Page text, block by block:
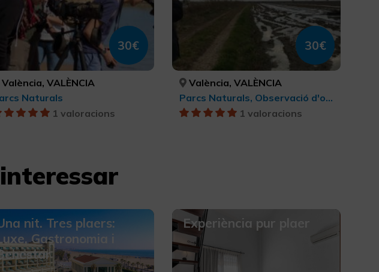
30€
València, VALÈNCIA
Naturals
1 valoracions
30€
València, VALÈNCIA
Parcs Naturals, Observació d'ocells
1 valoracions
nit. Tres plaers:
Gastronomia i
Experiència pur plaer